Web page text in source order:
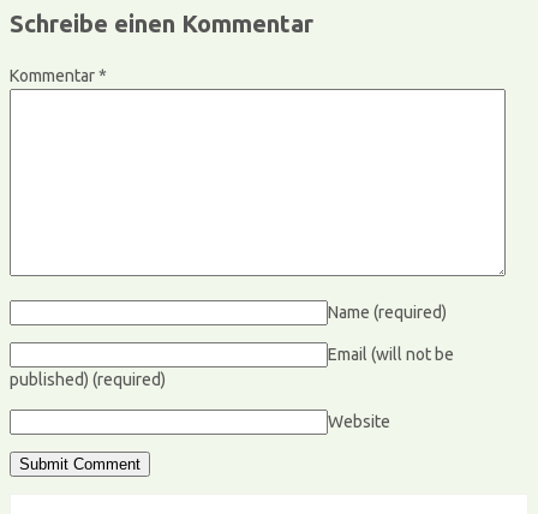
Schreibe einen Kommentar
Kommentar*
Name (required)
Email (will not be
published) (required)
Website